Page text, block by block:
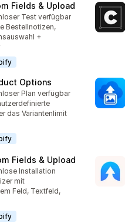
Fields & Upload
Test verfügbar
Bestellnotizen,
+
Options
Plan verfügbar
das Variantenlimit
Fields & Upload
Installation
mit
Feld, Textfeld,